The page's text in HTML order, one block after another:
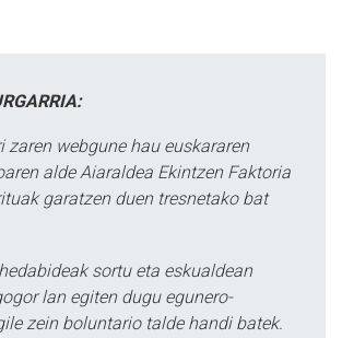
zaren webgune hau euskararen
alde Aiaraldea Ekintzen Faktoria
garatzen duen tresnetako bat
sortu eta eskualdean
lan egiten dugu egunero-
zein boluntario talde handi batek.